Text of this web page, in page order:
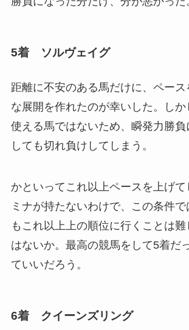
5着 ソルヴェイグ
距離に不安のある馬だけに、ペー
な展開を作れたのが幸いした。しか
使える馬ではないため、瞬発力勝負
しても切れ負けしてしまう。
かといってこれ以上ペースを上げて
ミナが持たないわけで、この条件
もこれ以上上の順位に行くことは
はないか。最高の競馬をして5着だ
ていいだろう。
6着 クイーンズリング